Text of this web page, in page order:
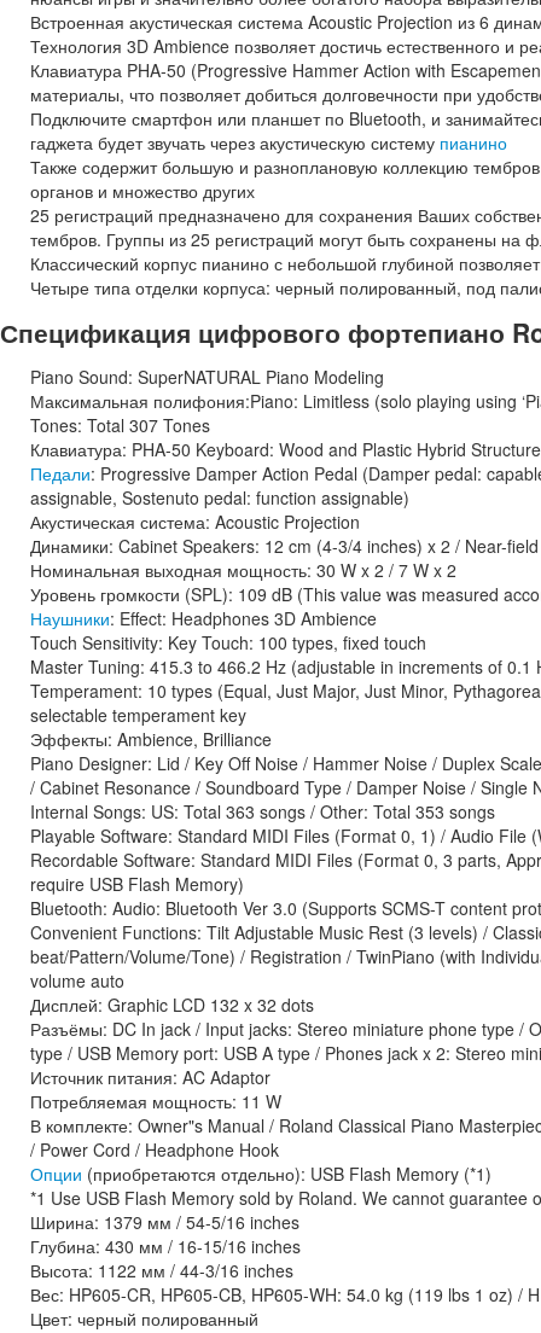
Встроенная акустическая система Acoustic Projection из 6
Технология 3D Ambience позволяет достичь естественного и
Клавиатура PHA-50 (Progressive Hammer Action with
материалы, что позволяет добиться долговечности при
Подключите смартфон или планшет по Bluetooth, и
гаджета будет звучать через акустическую систему пианино
Также содержит большую и разноплановую коллекцию
органов и множество других
25 регистраций предназначено для сохранения Ваших
тембров. Группы из 25 регистраций могут быть сохранены на
Классический корпус пианино с небольшой глубиной
Четыре типа отделки корпуса: черный полированный, под
Спецификация цифрового фортепиано
Piano Sound: SuperNATURAL Piano Modeling
Максимальная полифония:Piano: Limitless (solo playing using
Tones: Total 307 Tones
Клавиатура: PHA-50 Keyboard: Wood and Plastic Hybrid
Педали: Progressive Damper Action Pedal (Damper pedal:
assignable, Sostenuto pedal: function assignable)
Акустическая система: Acoustic Projection
Динамики: Cabinet Speakers: 12 cm (4-3/4 inches) x 2 / Near-
Номинальная выходная мощность: 30 W x 2 / 7 W x 2
Уровень громкости (SPL): 109 dB (This value was measured
Наушники: Effect: Headphones 3D Ambience
Touch Sensitivity: Key Touch: 100 types, fixed touch
Master Tuning: 415.3 to 466.2 Hz (adjustable in increments of 0.1
Temperament: 10 types (Equal, Just Major, Just Minor,
selectable temperament key
Эффекты: Ambience, Brilliance
Piano Designer: Lid / Key Off Noise / Hammer Noise / Duplex
/ Cabinet Resonance / Soundboard Type / Damper Noise / Single
Internal Songs: US: Total 363 songs / Other: Total 353 songs
Playable Software: Standard MIDI Files (Format 0, 1) / Audio
Recordable Software: Standard MIDI Files (Format 0, 3 parts,
require USB Flash Memory)
Bluetooth: Audio: Bluetooth Ver 3.0 (Supports SCMS-T content
Convenient Functions: Tilt Adjustable Music Rest (3 levels) /
beat/Pattern/Volume/Tone) / Registration / TwinPiano (with
volume auto
Дисплей: Graphic LCD 132 x 32 dots
Разъёмы: DC In jack / Input jacks: Stereo miniature phone type /
type / USB Memory port: USB A type / Phones jack x 2: Stereo
Источник питания: AC Adaptor
Потребляемая мощность: 11 W
В комплекте: Owner"s Manual / Roland Classical Piano
/ Power Cord / Headphone Hook
Опции (приобретаются отдельно): USB Flash Memory (*1)
*1 Use USB Flash Memory sold by Roland. We cannot guarantee
Ширина: 1379 мм / 54-5/16 inches
Глубина: 430 мм / 16-15/16 inches
Высота: 1122 мм / 44-3/16 inches
Вес: HP605-CR, HP605-CB, HP605-WH: 54.0 kg (119 lbs 1 oz) /
Цвет: черный полированный